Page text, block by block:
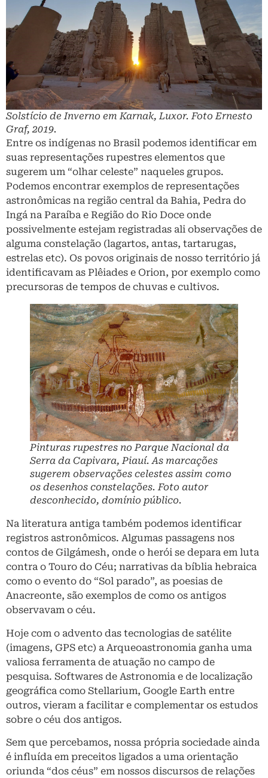
Solstício de Inverno em Karnak, Luxor. Foto Ernesto
Graf, 2019.
Entre os indígenas no Brasil podemos identificar em
suas representações rupestres elementos que
sugerem um “olhar celeste” naqueles grupos.
Podemos encontrar exemplos de representações
astronômicas na região central da Bahia, Pedra do
Ingá na Paraíba e Região do Rio Doce onde
possivelmente estejam registradas ali observações de
alguma constelação (lagartos, antas, tartarugas,
estrelas etc). Os povos originais de nosso território já
identificavam as Plêiades e Orion, por exemplo como
precursoras de tempos de chuvas e cultivos.
Pinturas rupestres no Parque Nacional da
Serra da Capivara, Piauí. As marcações
sugerem observações celestes assim como
os desenhos constelações. Foto autor
desconhecido, domínio público.
Na literatura antiga também podemos identificar
registros astronômicos. Algumas passagens nos
contos de Gilgámesh, onde o herói se depara em luta
contra o Touro do Céu; narrativas da bíblia hebraica
como o evento do “Sol parado”, as poesias de
Anacreonte, são exemplos de como os antigos
observavam o céu.
Hoje com o advento das tecnologias de satélite
(imagens, GPS etc) a Arqueoastronomia ganha uma
valiosa ferramenta de atuação no campo de
pesquisa. Softwares de Astronomia e de localização
geográfica como Stellarium, Google Earth entre
outros, vieram a facilitar e complementar os estudos
sobre o céu dos antigos.
Sem que percebamos, nossa própria sociedade ainda
é influída em preceitos ligados a uma orientação
oriunda “dos céus” em nossos discursos de relações